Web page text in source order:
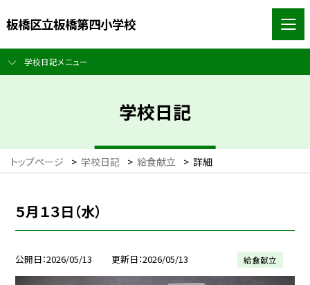
板橋区立板橋第四小学校
学校日記メニュー
学校日記
トップページ > 学校日記 > 給食献立 > 詳細
５月１３日（水）
公開日 2026/05/13 更新日 2026/05/13 給食献立